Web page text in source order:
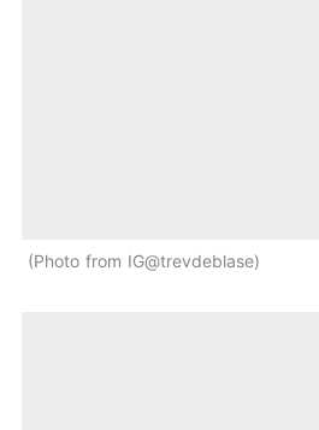
Photo from IG@trevdeblase